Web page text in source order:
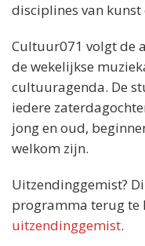
disciplines van kunst
Cultuur071 volgt de
de wekelijkse
cultuuragenda. De
iedere
jong en oud,
welkom zijn.
Uitzendinggemist?
programma terug te
uitzendinggemist.